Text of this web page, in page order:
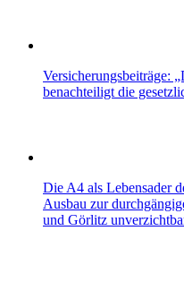
Versicherungsbeiträge:
benachteiligt die
Die A4 als Lebensader
Ausbau zur
und Görlitz